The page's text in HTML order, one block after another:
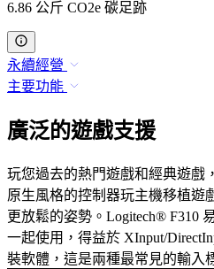
6.86 公斤 CO2e 碳足跡
永續經營
主要功能
廣泛的遊戲支援
玩您過去的熱門遊戲和經典遊戲
原生風格的控制器玩主機移植遊
更放鬆的姿勢。Logitech® F310
一起使用，得益於 XInput/
裝軟體，這是兩種最常見的輸入